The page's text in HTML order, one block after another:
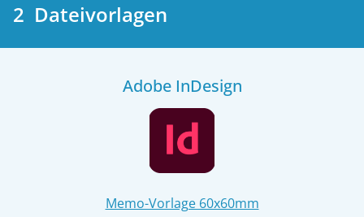
2 Dateivorlagen
Adobe InDesign
Memo-Vorlage 60x60mm